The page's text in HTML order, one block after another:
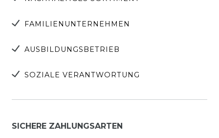
FAMILIENUNTERNEHMEN
AUSBILDUNGSBETRIEB
SOZIALE VERANTWORTUNG
SICHERE ZAHLUNGSARTEN